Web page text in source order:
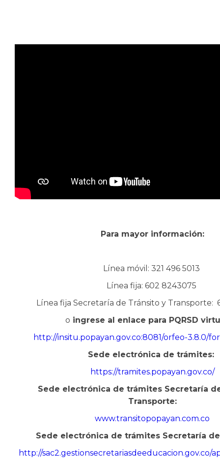
Para mayor información:
Línea móvil: 321 496 5013
Línea fija: 602 8243075
Línea fija Secretaría de Tránsito y Transporte:
o ingrese al enlace para PQRSD
http://insitu.popayan.gov.co:8081/orfeo-3.8.0/
Sede electrónica de trámites:
https://tramites.popayan.gov.co/
​Sede electrónica de trámites Secretaría
Transporte:
www.transitopopayan.com.co
​Sede electrónica de trámites Secretaría
http://sac2.gestionsecretariasdeeducacion.gov.co/